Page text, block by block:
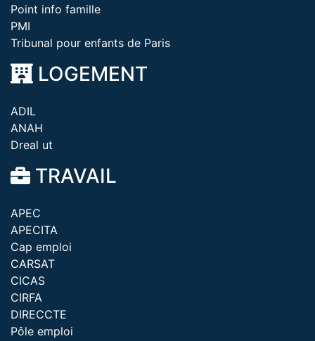
Point info famille
PMI
Tribunal pour enfants de Paris
LOGEMENT
ADIL
ANAH
Dreal ut
TRAVAIL
APEC
APECITA
Cap emploi
CARSAT
CICAS
CIRFA
DIRECCTE
Pôle emploi